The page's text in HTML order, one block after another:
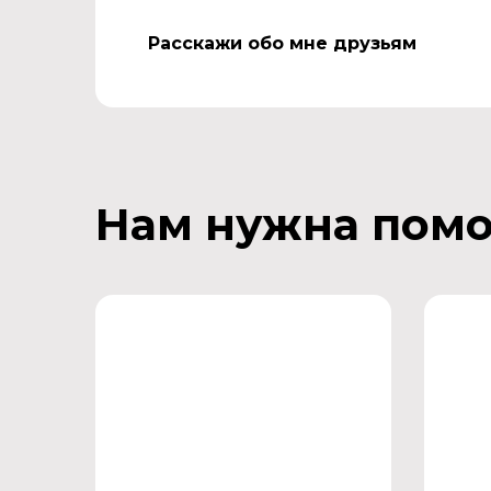
Расскажи обо мне друзьям
Нам нужна